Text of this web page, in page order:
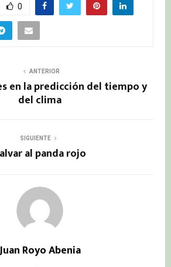
0
ANTERIOR
en la predicción del tiempo y
del clima
SIGUIENTE
al panda rojo
Juan Royo Abenia